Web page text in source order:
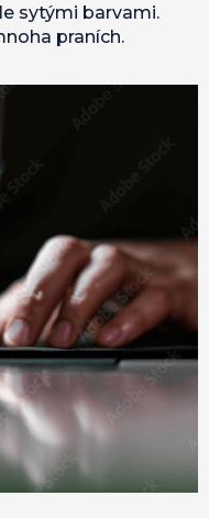
sytými barvami.
praních.